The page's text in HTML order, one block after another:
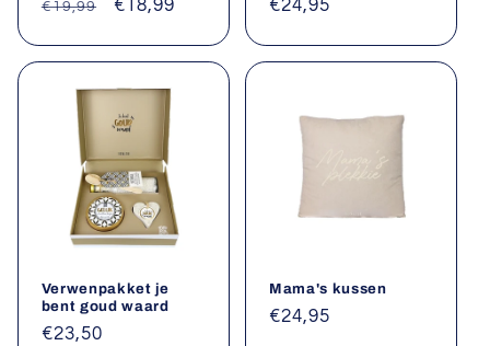
Normale
€19,99 Aanbiedingsprijs
€18,99
Normale
€24,95
Verwenpakket je
bent goud waard
Normale
€23,50
Mama's kussen
Normale
€24,95